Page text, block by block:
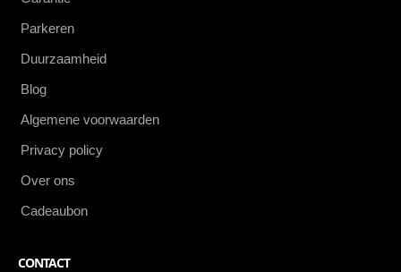
Parkeren
Duurzaamheid
Blog
Algemene voorwaarden
Privacy policy
Over ons
Cadeaubon
CONTACT